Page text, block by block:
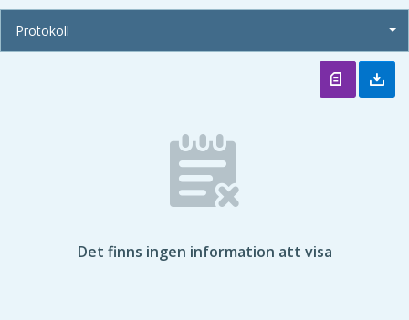
Protokoll
Det finns ingen information att visa